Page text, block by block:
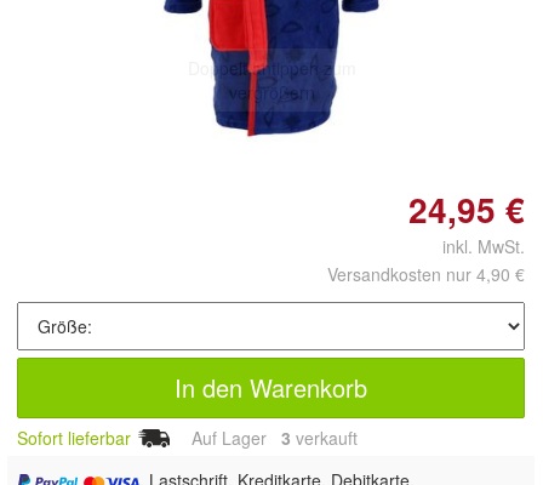
Doppelt antippen zum
vergrößern
24,95 €
inkl. MwSt.
Versandkosten nur 4,90 €
In den Warenkorb
Sofort lieferbar Auf Lager 3 verkauft
, Lastschrift, Kreditkarte, Debitkarte,